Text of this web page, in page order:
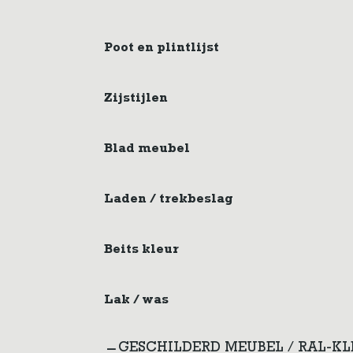
Poot en plintlijst
Zijstijlen
Blad meubel
Laden / trekbeslag
Beits kleur
Lak / was
GESCHILDERD MEUBEL / RAL-